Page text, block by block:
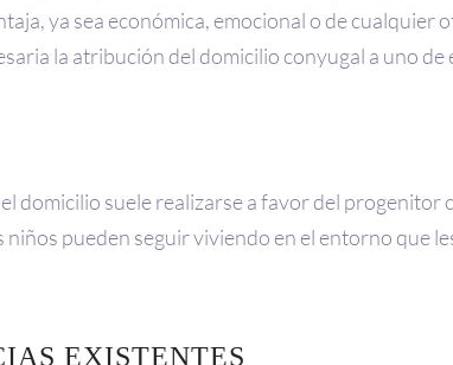
ya sea económica, emocional o de cualquier
la atribución del domicilio conyugal a uno de
domicilio suele realizarse a favor del
pueden seguir viviendo en el entorno que
EXISTENTES